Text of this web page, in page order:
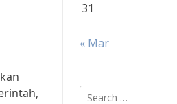
31
« Mar
Search